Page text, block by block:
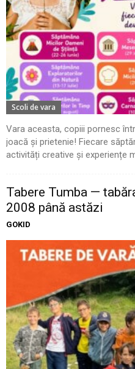
Scoli de vara
Vara aceasta, copiii pornesc
joacă și prietenie! Fiecare
activități creative și experiențe
Tabere Tumba —
2008 până astăzi
GOKID